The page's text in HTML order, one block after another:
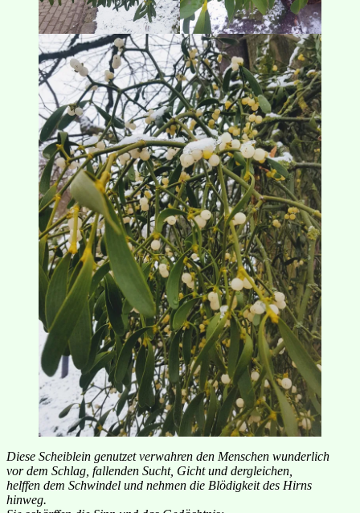
Diese Scheiblein genutzet verwahren den Menschen wunderlich
vor dem Schlag, fallenden Sucht, Gicht und dergleichen,
helffen dem Schwindel und nehmen die Blödigkeit des Hirns
hinweg.